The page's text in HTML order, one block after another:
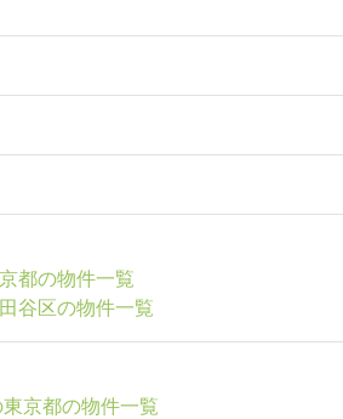
都の物件一覧
谷区の物件一覧
京都の物件一覧